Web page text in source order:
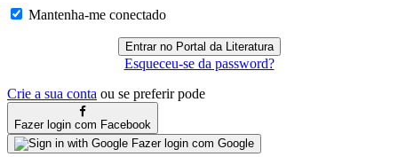
Mantenha-me conectado
Esqueceu-se da password?
Crie a sua conta ou se preferir pode
Fazer login com Facebook
Fazer login com Google